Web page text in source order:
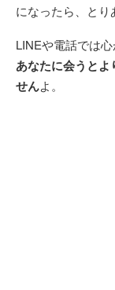
になったら、とり
LINEや電話では
あなたに会うとよ
せんよ。